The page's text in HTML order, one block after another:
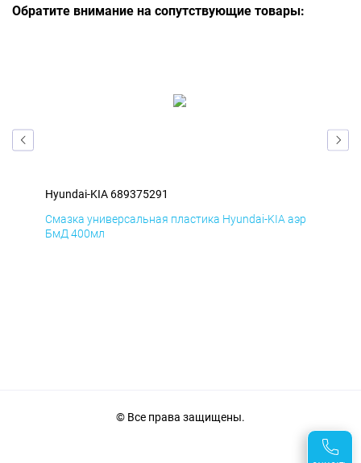
Обратите внимание на сопутствующие товары:
Hyundai-KIA 689375291
Смазка универсальная пластика Hyundai-KIA аэр
БмД 400мл
© Все права защищены.